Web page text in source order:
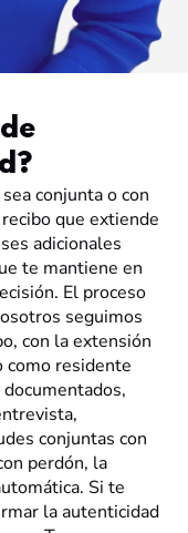
conjunta o con
que extiende
adicionales
te mantiene en
El proceso
seguimos
con la extensión
como residente
conjuntas con
perdón, la
Si te
la autenticidad